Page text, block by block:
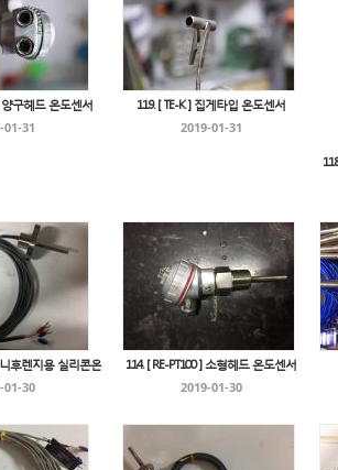
양구헤드 온도센서
01-31
119. [ TE-K ] 집게타입 온도센서
2019-01-31
니후렌지용 실리콘온
01-30
114. [ RE-PT100 ] 소형헤드 온도센서
2019-01-30